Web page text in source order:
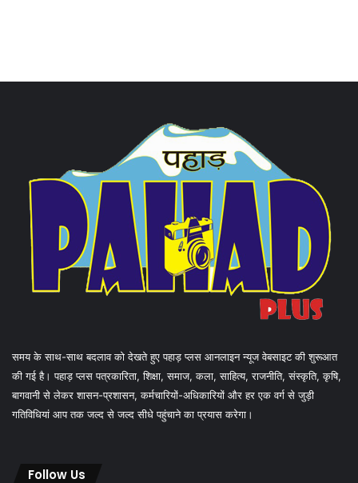
समय के साथ-साथ बदलाव को देखते हुए पहाड़ प्लस आनलाइन न्यूज वेबसाइट की शुरूआत
की गई है। पहाड़ प्लस पत्रकारिता, शिक्षा, समाज, कला, साहित्य, राजनीति, संस्कृति, कृषि,
बागवानी से लेकर शासन-प्रशासन, कर्मचारियों-अधिकारियों और हर एक वर्ग से जुड़ी
गतिविधियां आप तक जल्द से जल्द सीधे पहुंचाने का प्रयास करेगा।
Follow Us